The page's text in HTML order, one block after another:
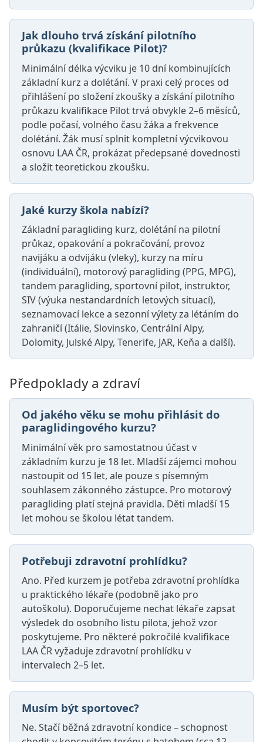
Jak dlouho trvá získání pilotního
průkazu (kvalifikace Pilot)?
Minimální délka výcviku je 10 dní kombinujících
základní kurz a dolétání. V praxi celý proces od
přihlášení po složení zkoušky a získání pilotního
průkazu kvalifikace Pilot trvá obvykle 2–6 měsíců,
podle počasí, volného času žáka a frekvence
dolétání. Žák musí splnit kompletní výcvikovou
osnovu LAA ČR, prokázat předepsané dovednosti
a složit teoretickou zkoušku.
Jaké kurzy škola nabízí?
Základní paragliding kurz, dolétání na pilotní
průkaz, opakování a pokračování, provoz
navijáku a odvijáku (vleky), kurzy na míru
(individuální), motorový paragliding (PPG, MPG),
tandem paragliding, sportovní pilot, instruktor,
SIV (výuka nestandardních letových situací),
seznamovací lekce a sezonní výlety za létáním do
zahraničí (Itálie, Slovinsko, Centrální Alpy,
Dolomity, Julské Alpy, Tenerife, JAR, Keňa a další).
Předpoklady a zdraví
Od jakého věku se mohu přihlásit do
paraglidingového kurzu?
Minimální věk pro samostatnou účast v
základním kurzu je 18 let. Mladší zájemci mohou
nastoupit od 15 let, ale pouze s písemným
souhlasem zákonného zástupce. Pro motorový
paragliding platí stejná pravidla. Děti mladší 15
let mohou se školou létat tandem.
Potřebuji zdravotní prohlídku?
Ano. Před kurzem je potřeba zdravotní prohlídka
u praktického lékaře (podobně jako pro
autoškolu). Doporučujeme nechat lékaře zapsat
výsledek do osobního listu pilota, jehož vzor
poskytujeme. Pro některé pokročilé kvalifikace
LAA ČR vyžaduje zdravotní prohlídku v
intervalech 2–5 let.
Musím být sportovec?
Ne. Stačí běžná zdravotní kondice – schopnost